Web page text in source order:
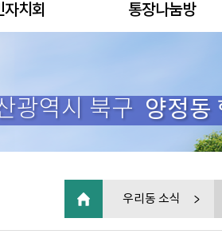
자치회 통장나눔방
광역시 북구 양정동
우리동 소식